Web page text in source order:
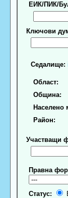
ЕИК/ПИК/
Ключови
Седалище:
Област:
Община:
Населено
Район:
Участващи
Правна
Статус: